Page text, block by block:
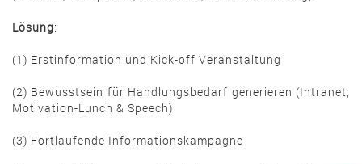
Lösung:
(1) Erstinformation und Kick-off Veranstaltung
(2) Bewusstsein für Handlungsbedarf generieren (Intranet;
Motivation-Lunch & Speech)
(3) Fortlaufende Informationskampagne